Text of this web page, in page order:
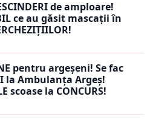
de amploare!
ce au găsit mascații în
pentru argeșeni! Se fac
la Ambulanța Argeș!
scoase la CONCURS!